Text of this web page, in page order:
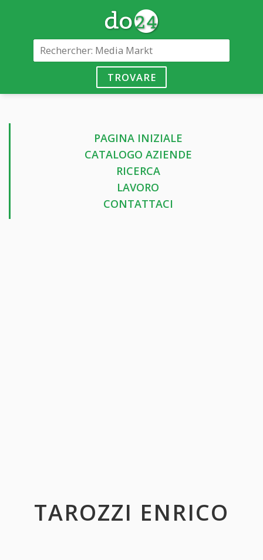
TROVARE
PAGINA INIZIALE
CATALOGO AZIENDE
RICERCA
LAVORO
CONTATTACI
TAROZZI ENRICO